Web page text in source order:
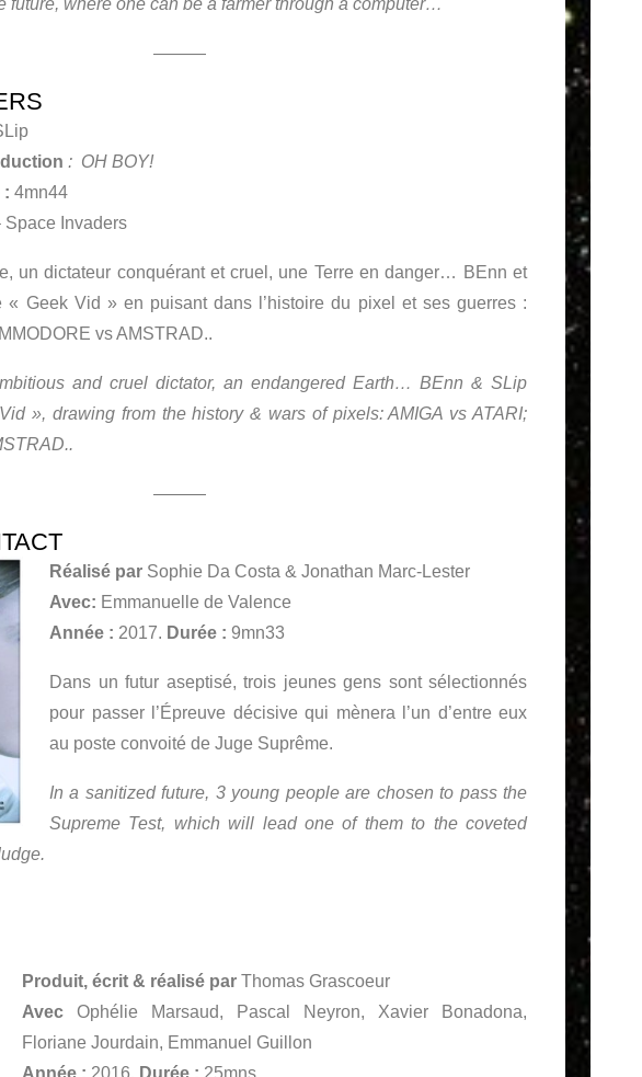
future, where one can be a farmer through a computer…
———
: OH BOY!
: 4mn44
Space Invaders
un dictateur conquérant et cruel, une Terre en danger… BEnn et
« Geek Vid » en puisant dans l’histoire du pixel et ses guerres :
vs AMSTRAD..
and cruel dictator, an endangered Earth… BEnn & SLip
», drawing from the history & wars of pixels: AMIGA vs ATARI;
———
Réalisé par Sophie Da Costa & Jonathan Marc-Lester
Avec: Emmanuelle de Valence
Année : 2017. Durée : 9mn33
Dans un futur aseptisé, trois jeunes gens sont sélectionnés
pour passer l’Épreuve décisive qui mènera l’un d’entre eux
au poste convoité de Juge Suprême.
In a sanitized future, 3 young people are chosen to pass the
Supreme Test, which will lead one of them to the coveted
Produit, écrit & réalisé par Thomas Grascoeur
Avec Ophélie Marsaud, Pascal Neyron, Xavier Bonadona,
Floriane Jourdain, Emmanuel Guillon
Année : 2016. Durée : 25mns